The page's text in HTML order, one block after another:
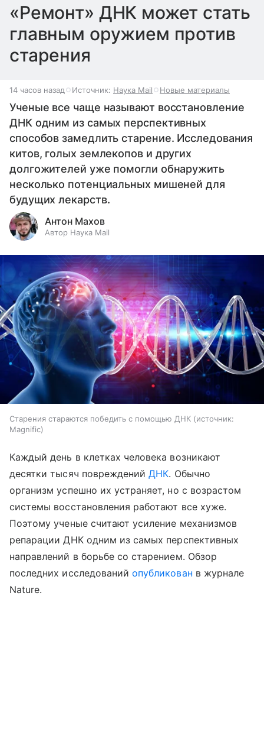
«Ремонт» ДНК может стать
главным оружием против
старения
14 часов назад Источник: Наука Mail Новые материалы
Ученые все чаще называют восстановление
ДНК одним из самых перспективных
способов замедлить старение. Исследования
китов, голых землекопов и других
долгожителей уже помогли обнаружить
несколько потенциальных мишеней для
будущих лекарств.
Антон Махов
Автор Наука Mail
Старения стараются победить с помощью ДНК
источник:
Magnific
Каждый день в клетках человека возникают
десятки тысяч поврежденийДНК. Обычно
организм успешно их устраняет, но с возрастом
системы восстановления работают все хуже.
Поэтому ученые считают усиление механизмов
репарации ДНК одним из самых перспективных
направлений в борьбе со старением. Обзор
последних исследованийопубликован в журнале
Nature.